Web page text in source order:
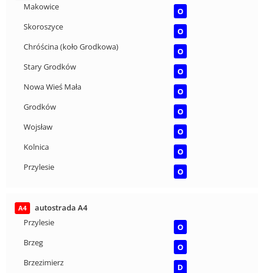
Makowice
O
Skoroszyce
O
Chróścina (koło Grodkowa)
O
Stary Grodków
O
Nowa Wieś Mała
O
Grodków
O
Wojsław
O
Kolnica
O
Przylesie
O
A4
autostrada A4
Przylesie
O
Brzeg
O
Brzezimierz
D